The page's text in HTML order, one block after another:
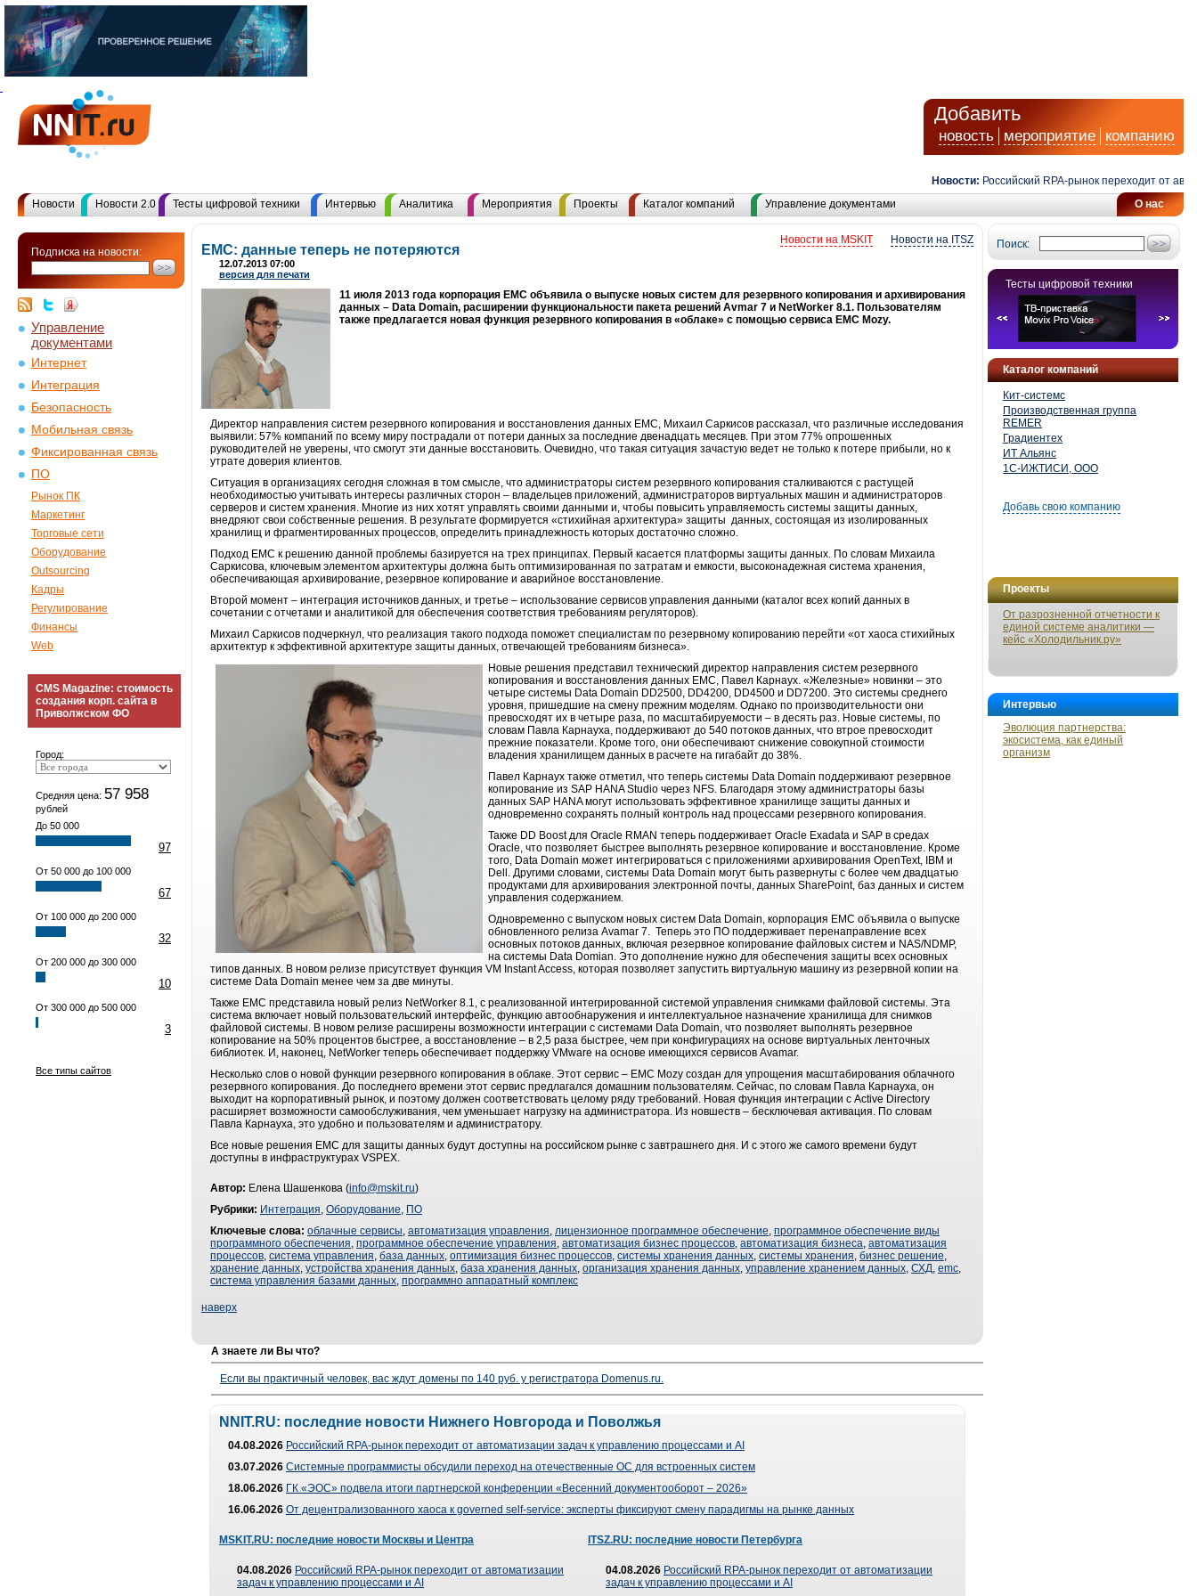
Добавить
новость мероприятие компанию
Новости: Российский RPA-рынок переходит от
О нас
Новости Новости 2.0 Тесты цифровой техники Интервью Аналитика Мероприятия Проекты Каталог компаний Управление документами
Подписка на новости:
Управление
документами
Интернет
Интеграция
Безопасность
Мобильная связь
Фиксированная связь
ПО
Рынок ПК
Маркетинг
Торговые сети
Оборудование
Outsourcing
Кадры
Регулирование
Финансы
Web
CMS Magazine: стоимость
создания корп. сайта в
Приволжском ФО
Город:
Средняя цена: 57 958
рублей
До 50 000
97
От 50 000 до 100 000
67
От 100 000 до 200 000
32
От 200 000 до 300 000
10
От 300 000 до 500 000
3
Все типы сайтов
Поиск:
Тесты цифровой техники
Каталог компаний
Кит-системс
Производственная группа
REMER
Градиентех
ИТ Альянс
1С-ИЖТИСИ, ООО
Добавь свою компанию
Проекты
От разрозненной отчетности к
единой системе аналитики —
кейс «Холодильник.ру»
Интервью
Эволюция партнерства:
экосистема, как единый
организм
Новости на ITSZ
Новости на MSKIT
EMC: данные теперь не потеряются
12.07.2013 07:00
версия для печати
11 июля 2013 года корпорация EMC объявила о выпуске новых систем для резервного копирования и архивирования
данных – Data Domain, расширении функциональности пакета решений Avmar 7 и NetWorker 8.1. Пользователям
также предлагается новая функция резервного копирования в «облаке» с помощью сервиса EMC Mozy.
Директор направления систем резервного копирования и восстановления данных EMC, Михаил Саркисов рассказал, что различные исследования
выявили: 57% компаний по всему миру пострадали от потери данных за последние двенадцать месяцев. При этом 77% опрошенных
руководителей не уверены, что смогут эти данные восстановить. Очевидно, что такая ситуация зачастую ведет не только к потере прибыли, но к
утрате доверия клиентов.
Ситуация в организациях сегодня сложная в том смысле, что администраторы систем резервного копирования сталкиваются с растущей
необходимостью учитывать интересы различных сторон – владельцев приложений, администраторов виртуальных машин и администраторов
серверов и систем хранения. Многие из них хотят управлять своими данными и, чтобы повысить управляемость системы защиты данных,
внедряют свои собственные решения. В результате формируется «стихийная архитектура» защиты данных, состоящая из изолированных
хранилищ и фрагментированных процессов, определить принадлежность которых достаточно сложно.
Подход EMC к решению данной проблемы базируется на трех принципах. Первый касается платформы защиты данных. По словам Михаила
Саркисова, ключевым элементом архитектуры должна быть оптимизированная по затратам и емкости, высоконадежная система хранения,
обеспечивающая архивирование, резервное копирование и аварийное восстановление.
Второй момент – интеграция источников данных, и третье – использование сервисов управления данными (каталог всех копий данных в
сочетании с отчетами и аналитикой для обеспечения соответствия требованиям регуляторов).
Михаил Саркисов подчеркнул, что реализация такого подхода поможет специалистам по резервному копированию перейти «от хаоса стихийных
архитектур к эффективной архитектуре защиты данных, отвечающей требованиям бизнеса».
Новые решения представил технический директор направления систем резервного
копирования и восстановления данных EMC, Павел Карнаух. «Железные» новинки – это
четыре системы Data Domain DD2500, DD4200, DD4500 и DD7200. Это системы среднего
уровня, пришедшие на смену прежним моделям. Однако по производительности они
превосходят их в четыре раза, по масштабируемости – в десять раз. Новые системы, по
словам Павла Карнауха, поддерживают до 540 потоков данных, что втрое превосходит
прежние показатели. Кроме того, они обеспечивают снижение совокупной стоимости
владения хранилищем данных в расчете на гигабайт до 38%.
Павел Карнаух также отметил, что теперь системы Data Domain поддерживают резервное
копирование из SAP HANA Studio через NFS. Благодаря этому администраторы базы
данных SAP HANA могут использовать эффективное хранилище защиты данных и
одновременно сохранять полный контроль над процессами резервного копирования.
Также DD Boost для Oracle RMAN теперь поддерживает Oracle Exadata и SAP в средах
Oracle, что позволяет быстрее выполнять резервное копирование и восстановление. Кроме
того, Data Domain может интегрироваться с приложениями архивирования OpenText, IBM и
Dell. Другими словами, системы Data Domain могут быть развернуты с более чем двадцатью
продуктами для архивирования электронной почты, данных SharePoint, баз данных и систем
управления содержанием.
Одновременно с выпуском новых систем Data Domain, корпорация EMC объявила о выпуске
обновленного релиза Avamar 7. Теперь это ПО поддерживает перенаправление всех
основных потоков данных, включая резервное копирование файловых систем и NAS/NDMP,
на системы Data Domian. Это дополнение нужно для обеспечения защиты всех основных
типов данных. В новом релизе присутствует функция VM Instant Access, которая позволяет запустить виртуальную машину из резервной копии на
системе Data Domain менее чем за две минуты.
Также EMC представила новый релиз NetWorker 8.1, с реализованной интегрированной системой управления снимками файловой системы. Эта
система включает новый пользовательский интерфейс, функцию автообнаружения и интеллектуальное назначение хранилища для снимков
файловой системы. В новом релизе расширены возможности интеграции с системами Data Domain, что позволяет выполнять резервное
копирование на 50% процентов быстрее, а восстановление – в 2,5 раза быстрее, чем при конфигурациях на основе виртуальных ленточных
библиотек. И, наконец, NetWorker теперь обеспечивает поддержку VMware на основе имеющихся сервисов Avamar.
Несколько слов о новой функции резервного копирования в облаке. Этот сервис – EMC Mozy создан для упрощения масштабирования облачного
резервного копирования. До последнего времени этот сервис предлагался домашним пользователям. Сейчас, по словам Павла Карнауха, он
выходит на корпоративный рынок, и поэтому должен соответствовать целому ряду требований. Новая функция интеграции с Active Directory
расширяет возможности самообслуживания, чем уменьшает нагрузку на администратора. Из новшеств – бесключевая активация. По словам
Павла Карнауха, это удобно и пользователям и администратору.
Все новые решения EMC для защиты данных будут доступны на российском рынке с завтрашнего дня. И с этого же самого времени будут
доступны в инфраструктурах VSPEX.
Автор: Елена Шашенкова (info@mskit.ru)
Рубрики: Интеграция, Оборудование, ПО
Ключевые слова: облачные сервисы, автоматизация управления, лицензионное программное обеспечение, программное обеспечение виды
программного обеспечения, программное обеспечение управления, автоматизация бизнес процессов, автоматизация бизнеса, автоматизация
процессов, система управления, база данных, оптимизация бизнес процессов, системы хранения данных, системы хранения, бизнес решение,
хранение данных, устройства хранения данных, база хранения данных, организация хранения данных, управление хранением данных, СХД, emc,
система управления базами данных, программно аппаратный комплекс
наверх
А знаете ли Вы что?
Если вы практичный человек, вас ждут домены по 140 руб. у регистратора Domenus.ru.
NNIT.RU: последние новости Нижнего Новгорода и Поволжья
04.08.2026 Российский RPA-рынок переходит от автоматизации задач к управлению процессами и AI
03.07.2026 Системные программисты обсудили переход на отечественные ОС для встроенных систем
18.06.2026 ГК «ЭОС» подвела итоги партнерской конференции «Весенний документооборот – 2026»
16.06.2026 От децентрализованного хаоса к governed self-service: эксперты фиксируют смену парадигмы на рынке данных
MSKIT.RU: последние новости Москвы и Центра
04.08.2026 Российский RPA-рынок переходит от автоматизации
задач к управлению процессами и AI
ITSZ.RU: последние новости Петербурга
04.08.2026 Российский RPA-рынок переходит от автоматизации
задач к управлению процессами и AI